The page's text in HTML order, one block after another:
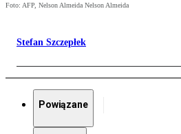
Foto: AFP, Nelson Almeida Nelson Almeida
Stefan Szczepłek
Powiązane